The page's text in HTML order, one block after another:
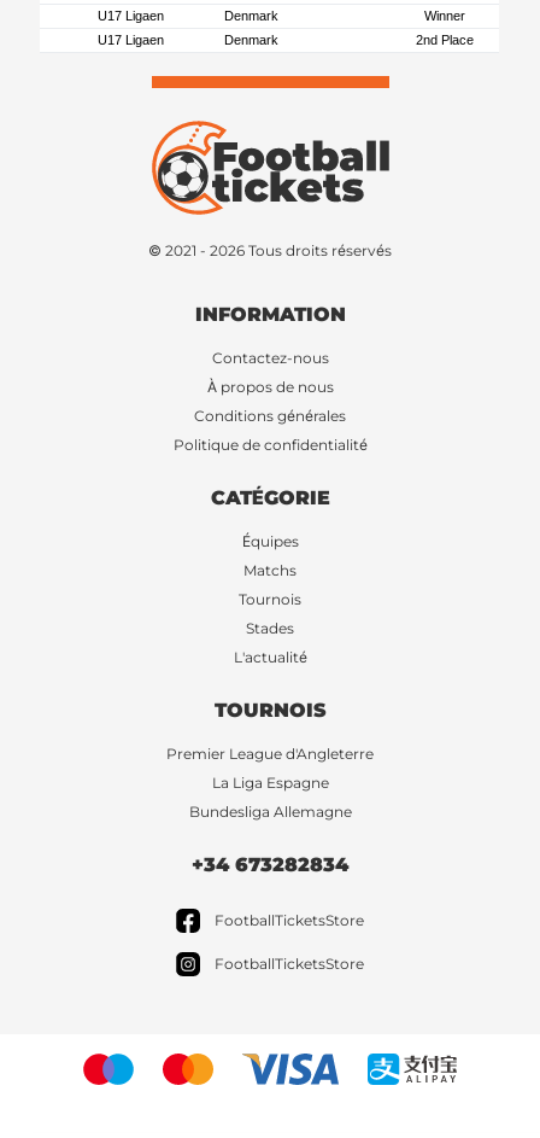
U17 Ligaen
Denmark
Winner
U17 Ligaen
Denmark 2nd Place
© 2021 - 2026 Tous droits réservés
INFORMATION
Contactez-nous
À propos de nous
Conditions générales
Politique de confidentialité
CATÉGORIE
Équipes
Matchs
Tournois
Stades
L'actualité
TOURNOIS
Premier League d'Angleterre
La Liga Espagne
Bundesliga Allemagne
+34 673282834
FootballTicketsStore
FootballTicketsStore